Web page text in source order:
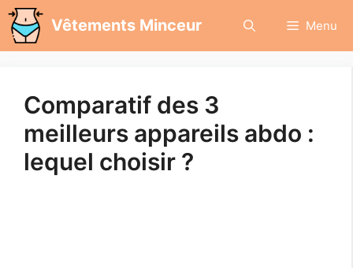
Aller
au
contenu
Vêtements Minceur Menu
Comparatif des 3
meilleurs appareils abdo :
lequel choisir ?